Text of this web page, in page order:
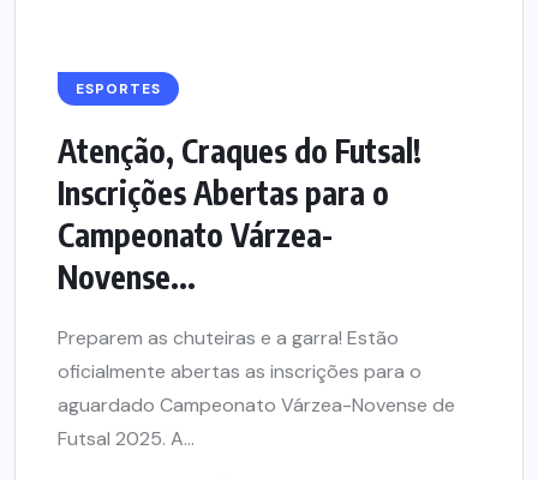
ESPORTES
Atenção, Craques do Futsal!
Inscrições Abertas para o
Campeonato Várzea-
Novense...
Preparem as chuteiras e a garra! Estão
oficialmente abertas as inscrições para o
aguardado Campeonato Várzea-Novense de
Futsal 2025. A...